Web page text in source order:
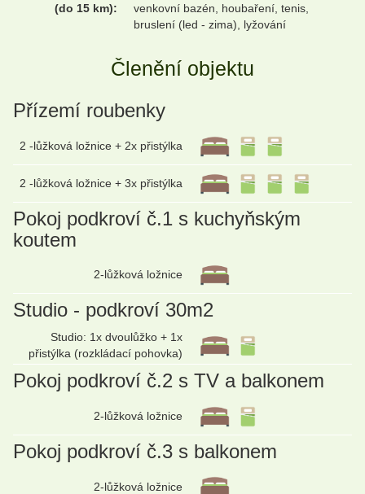
(do 15 km):
venkovní bazén, houbaření, tenis,
bruslení (led - zima), lyžování
Členění objektu
Přízemí roubenky
2 -lůžková ložnice + 2x přistýlka
2 -lůžková ložnice + 3x přistýlka
Pokoj podkroví č.1 s kuchyňským
koutem
2-lůžková ložnice
Studio - podkroví 30m2
Studio: 1x dvoulůžko + 1x
přistýlka (rozkládací pohovka)
Pokoj podkroví č.2 s TV a balkonem
2-lůžková ložnice
Pokoj podkroví č.3 s balkonem
2-lůžková ložnice